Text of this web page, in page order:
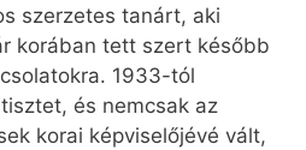
szerzetes tanárt, aki
korában tett szert később
1933-tól
és nemcsak az
korai képviselőjévé vált,